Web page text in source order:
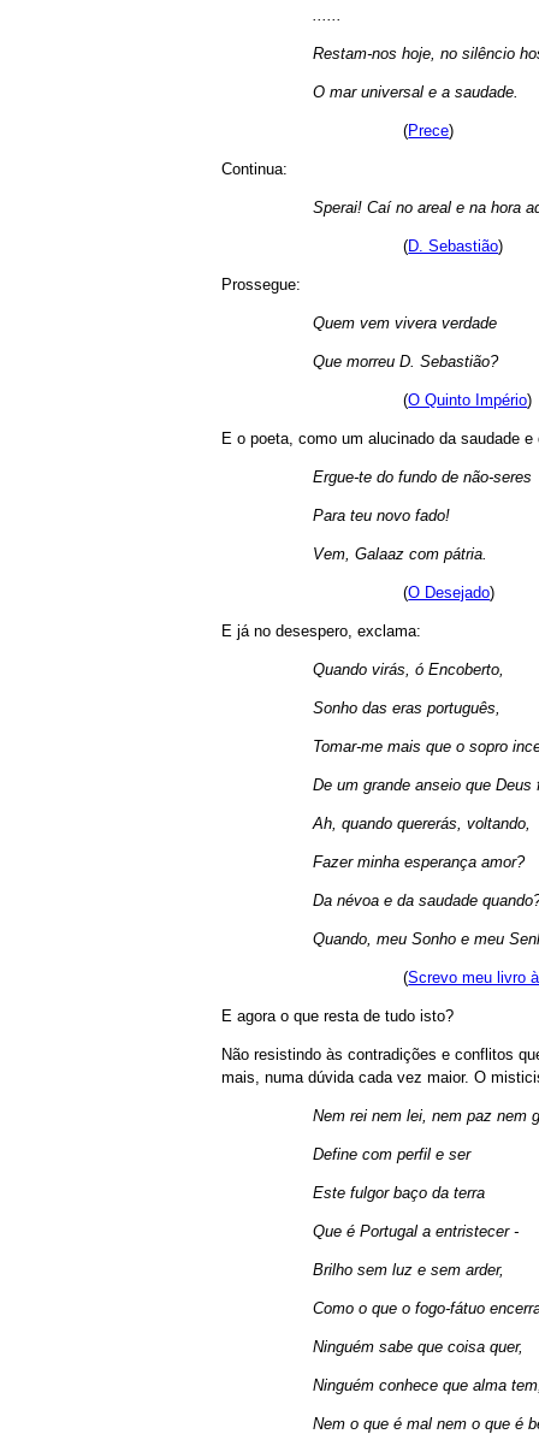
Restam-nos hoje, no silêncio
O mar universal e a saudade.
(Prece)
Continua:
Sperai! Caí no areal e na hora
(D. Sebastião)
Prossegue:
Quem vem vivera verdade
Que morreu D. Sebastião?
(O Quinto Império)
E o poeta, como um alucinado da saudade
Ergue-te do fundo de não-seres
Para teu novo fado!
Vem, Galaaz com pátria.
(O Desejado)
E já no desespero, exclama:
Quando virás, ó Encoberto,
Sonho das eras português,
Tomar-me mais que o sopro
De um grande anseio que Deus
Ah, quando quererás, voltando,
Fazer minha esperança amor?
Da névoa e da saudade
Quando, meu Sonho e meu
(Screvo meu livro
E agora o que resta de tudo isto?
Não resistindo às contradições e conflitos
mais, numa dúvida cada vez maior. O
Nem rei nem lei, nem paz nem
Define com perfil e ser
Este fulgor baço da terra
Que é Portugal a entristecer -
Brilho sem luz e sem arder,
Como o que o fogo-fátuo
Ninguém sabe que coisa quer,
Ninguém conhece que alma
Nem o que é mal nem o que é